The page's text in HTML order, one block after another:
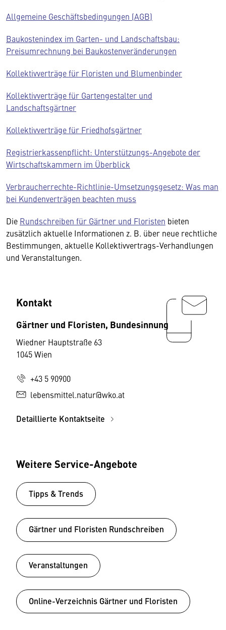
Allgemeine Geschäftsbedingungen (AGB)
Baukostenindex im Garten- und Landschaftsbau:
Preisumrechnung bei Baukostenveränderungen
Kollektivverträge für Floristen und Blumenbinder
Kollektivverträge für Gartengestalter und
Landschaftsgärtner
Kollektivverträge für Friedhofsgärtner
Registrierkassenpflicht: Unterstützungs-Angebote der
Wirtschaftskammern im Überblick
Verbraucherrechte-Richtlinie-Umsetzungsgesetz: Was man
bei Kundenverträgen beachten muss
Die Rundschreiben für Gärtner und Floristen bieten
zusätzlich aktuelle Informationen z. B. über neue rechtliche
Bestimmungen, aktuelle Kollektivvertrags-Verhandlungen
und Veranstaltungen.
Kontakt
Gärtner und Floristen, Bundesinnung
Wiedner Hauptstraße 63
1045 Wien
+43 5 90900
lebensmittel.natur@wko.at
Detaillierte Kontaktseite
Weitere Service-Angebote
Tipps & Trends
Gärtner und Floristen Rundschreiben
Veranstaltungen
Online-Verzeichnis Gärtner und Floristen